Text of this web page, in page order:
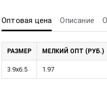
Оптовая цена Описание
РАЗМЕР МЕЛКИЙ ОПТ (РУБ.)
3.9x6.5 1.97